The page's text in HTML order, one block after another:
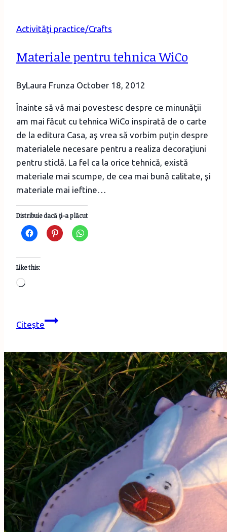
despre
idei
decorațiuni
Activităţi practice/Crafts
Materiale pentru tehnica WiCo
ByLaura Frunza October 18, 2012
Înainte să vă mai povestesc despre ce minunăţii
am mai făcut cu tehnica WiCo inspirată de o carte
de la editura Casa, aş vrea să vorbim puţin despre
materialele necesare pentru a realiza decoraţiuni
pentru sticlă. La fel ca la orice tehnică, există
materiale mai scumpe, de cea mai bună calitate, şi
materiale mai ieftine…
Distribuie dacă ţi-a plăcut
Like this:
Loading…
CiteșteMateriale
WiCo